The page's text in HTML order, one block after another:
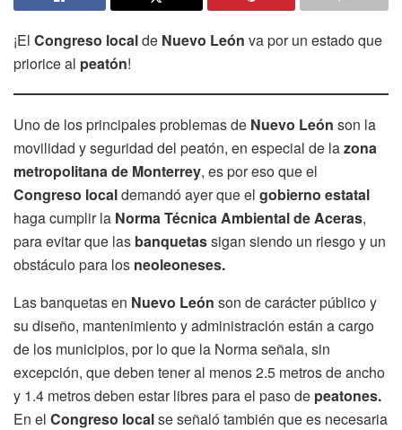
¡El Congreso localde Nuevo León va por un estado que
priorice al peatón!
Uno de los principales problemas de Nuevo León son la
movilidad y seguridad del peatón, en especial de lazona
metropolitana de Monterrey, es por eso que el
Congreso localdemandó ayer que el gobierno estatal
haga cumplir la Norma Técnica Ambiental de Aceras,
para evitar que las banquetassigan siendo un riesgo y un
obstáculo para los neoleoneses.
Las banquetas en Nuevo León son de carácter público y
su diseño, mantenimiento y administración están a cargo
de los municipios, por lo que la Norma señala, sin
excepción, que deben tener al menos 2.5 metros de ancho
y 1.4 metros deben estar libres para el paso de peatones.
En el Congreso localse señaló también que es necesaria